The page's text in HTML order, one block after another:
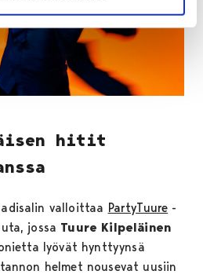
hitit
valloittaa PartyTuure -
jossa Tuure Kilpeläinen
lyövät hynttyynsä
helmet nousevat uusiin